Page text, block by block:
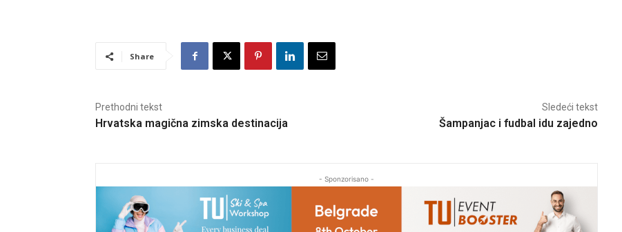
Share
Prethodni tekst
Hrvatska magična zimska destinacija
Sledeći tekst
Šampanjac i fudbal idu zajedno
- Sponzorisano -